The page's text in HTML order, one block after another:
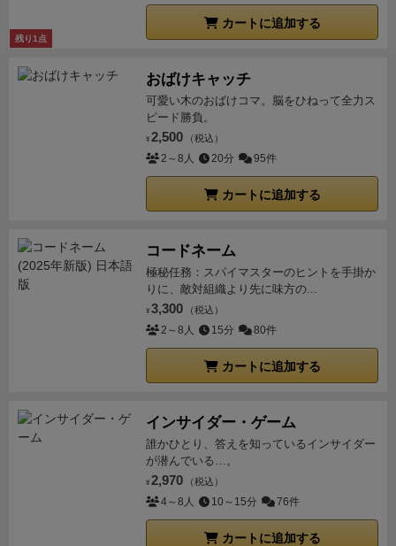
らも気になるところ。クリティカルレベルとファンブ
ルレベルの存在で、ダイスゲーでありながら強くした
るのも良かった。TRPG好きには軽すぎるが、フレー
バーからロールプレイを愉しむゲームの入門としては
すごく良さそう。がっつりシステムありきでボードゲ
ームをしたいって人には向かない気がした。でも、こ
のゲームに興味持つ人の大半がフレーバーな気はす
残り1点
カートに追加する
おばけキャッチ
可愛い木のおばけコマ。脳をひねって全力ス
ピード勝負。
¥ 2,500 （税込）
2～8人 20分 95件
カートに追加する
コードネーム
極秘任務：スパイマスターのヒントを手掛か
りに、敵対組織より先に味方の...
¥ 3,300 （税込）
2～8人 15分 80件
カートに追加する
インサイダー・ゲーム
誰かひとり、答えを知っているインサイダー
が潜んでいる…。
¥ 2,970 （税込）
4～8人 10～15分 76件
カートに追加する